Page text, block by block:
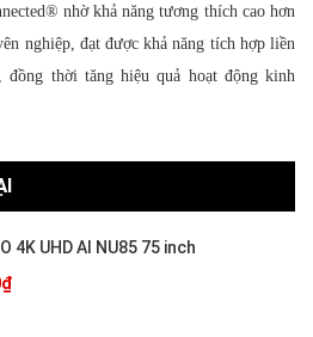
nhờ khả năng tương thích cao hơn
nghiệp, đạt được khả năng tích hợp liền
thời tăng hiệu quả hoạt động kinh
4K UHD AI NU85 75 inch